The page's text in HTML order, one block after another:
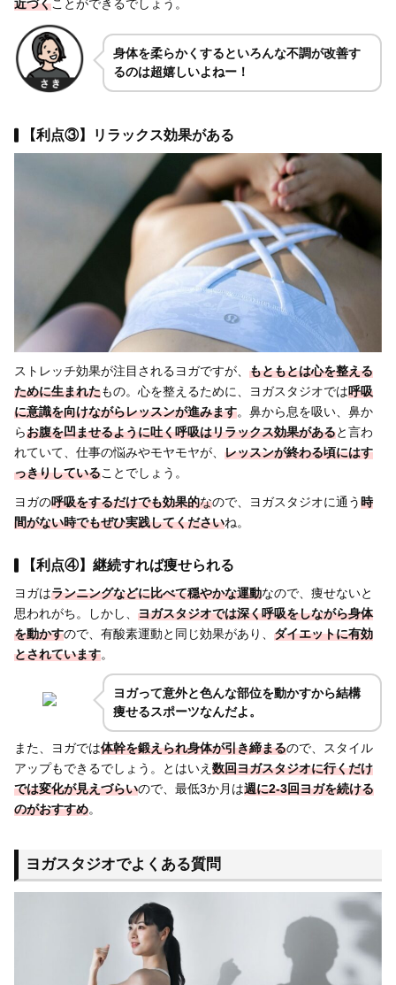
近づくことができるでしょう。
身体を柔らかくするといろんな不調が改善す
るのは超嬉しいよねー！
【利点③】リラックス効果がある
ストレッチ効果が注目されるヨガですが、 もともとは心を整える
ために生まれたもの。心を整えるために、ヨガスタジオでは呼吸
に意識を向けながらレッスンが進みます。鼻から息を吸い、鼻か
らお腹を凹ませるように吐く呼吸はリラックス効果があると言わ
れていて、仕事の悩みやモヤモヤが、 レッスンが終わる頃にはす
っきりしていることでしょう。
ヨガの呼吸をするだけでも効果的なので、ヨガスタジオに通う時
間がない時でもぜひ実践してくださいね。
【利点④】継続すれば痩せられる
ヨガはランニングなどに比べて穏やかな運動なので、痩せないと
思われがち。しかし、 ヨガスタジオでは深く呼吸をしながら身体
を動かすので、有酸素運動と同じ効果があり、 ダイエットに有効
とされています。
ヨガって意外と色んな部位を動かすから結構
痩せるスポーツなんだよ。
また、ヨガでは体幹を鍛えられ身体が引き締まるので、スタイル
アップもできるでしょう。とはいえ 数回ヨガスタジオに行くだけ
では変化が見えづらいので、最低3か月は週に2-3回ヨガを続ける
のがおすすめ。
ヨガスタジオでよくある質問